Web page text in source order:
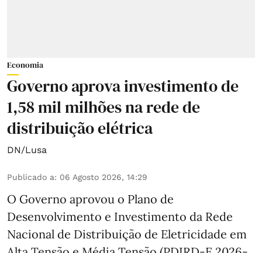
Economia
Governo aprova investimento de
1,58 mil milhões na rede de
distribuição elétrica
DN/Lusa
Publicado a: 06 Agosto 2026, 14:29
O Governo aprovou o Plano de
Desenvolvimento e Investimento da Rede
Nacional de Distribuição de Eletricidade em